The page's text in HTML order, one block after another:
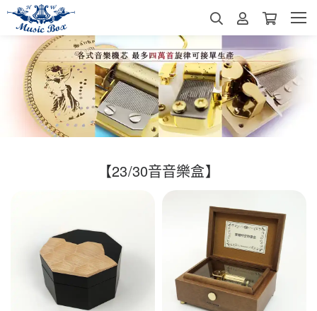
【23/30音音樂盒】